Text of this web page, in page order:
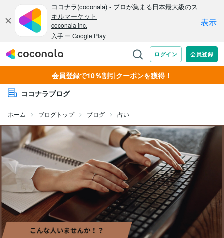
会員登録で10％割引クーポンを獲得！
ココナラブログ
ホーム ブログトップ ブログ 占い